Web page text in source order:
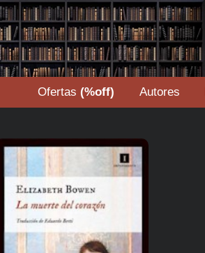
Ofertas (%off) Autores